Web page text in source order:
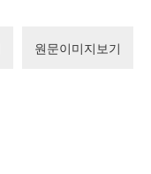
원문이미지보기